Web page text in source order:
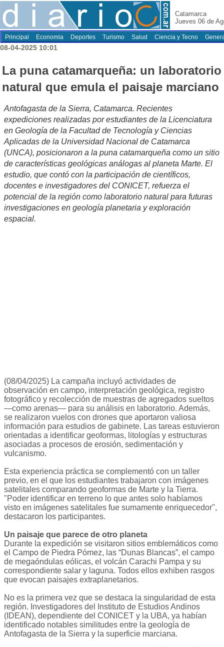
Catamarca
Jueves 06 de
Principal Economia Deportes Turismo Salud Ciencia y Tecno
08-04-2025 10:01
La puna catamarqueña: un laboratorio
natural que emula el paisaje marciano
Antofagasta de la Sierra, Catamarca. Recientes
expediciones realizadas por estudiantes de la Licenciatura
en Geología de la Facultad de Tecnología y Ciencias
Aplicadas de la Universidad Nacional de Catamarca
(UNCA), posicionaron a la puna catamarqueña como un sitio
de características geológicas análogas al planeta Marte. El
estudio, que contó con la participación de científicos,
docentes e investigadores del CONICET, refuerza el
potencial de la región como laboratorio natural para futuras
investigaciones en geología planetaria y exploración
espacial.
(08/04/2025) La campaña incluyó actividades de
observación en campo, interpretación geológica, registro
fotográfico y recolección de muestras de agregados sueltos
—como arenas— para su análisis en laboratorio. Además,
se realizaron vuelos con drones que aportaron valiosa
información para estudios de gabinete. Las tareas estuvieron
orientadas a identificar geoformas, litologías y estructuras
asociadas a procesos de erosión, sedimentación y
vulcanismo.
Esta experiencia práctica se complementó con un taller
previo, en el que los estudiantes trabajaron con imágenes
satelitales comparando geoformas de Marte y la Tierra.
"Poder identificar en terreno lo que antes solo habíamos
visto en imágenes satelitales fue sumamente enriquecedor",
destacaron los participantes.
Un paisaje que parece de otro planeta
Durante la expedición se visitaron sitios emblemáticos como
el Campo de Piedra Pómez, las “Dunas Blancas”, el campo
de megaóndulas eólicas, el volcán Carachi Pampa y su
correspondiente salar y laguna. Todos ellos exhiben rasgos
que evocan paisajes extraplanetarios.
No es la primera vez que se destaca la singularidad de esta
región. Investigadores del Instituto de Estudios Andinos
(IDEAN), dependiente del CONICET y la UBA, ya habían
identificado notables similitudes entre la geología de
Antofagasta de la Sierra y la superficie marciana.